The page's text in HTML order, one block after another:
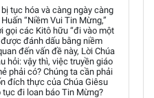
tục hóa và càng ngày càng
“Niềm Vui Tin Mừng,”
gọi các Kitô hữu “đi vào một
đánh dấu bằng niềm
đến vấn đề này, Lời Chúa
hỏi: vậy thì, việc truyền giáo
phải có? Chúng ta cần phải
đích thực của Chúa Giêsu
đi loan báo Tin Mừng?